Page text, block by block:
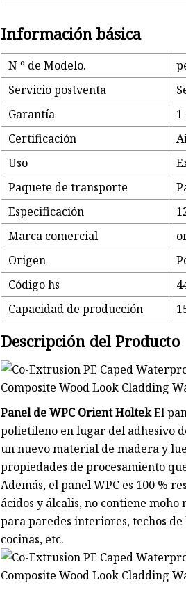
Información básica
N º de Modelo.
Servicio postventa
Garantía
1
Certificación
Uso
Paquete de transporte
Especificación
Marca comercial
Origen
Código hs
Capacidad de producción
Descripción del Producto
Panel de WPC Orient HoltekEl
polietileno en lugar del adhesivo
un nuevo material de madera y
propiedades de procesamiento
Además, el panel WPC es 100 %
ácidos y álcalis, no contiene moho
para paredes interiores, techos
cocinas, etc.